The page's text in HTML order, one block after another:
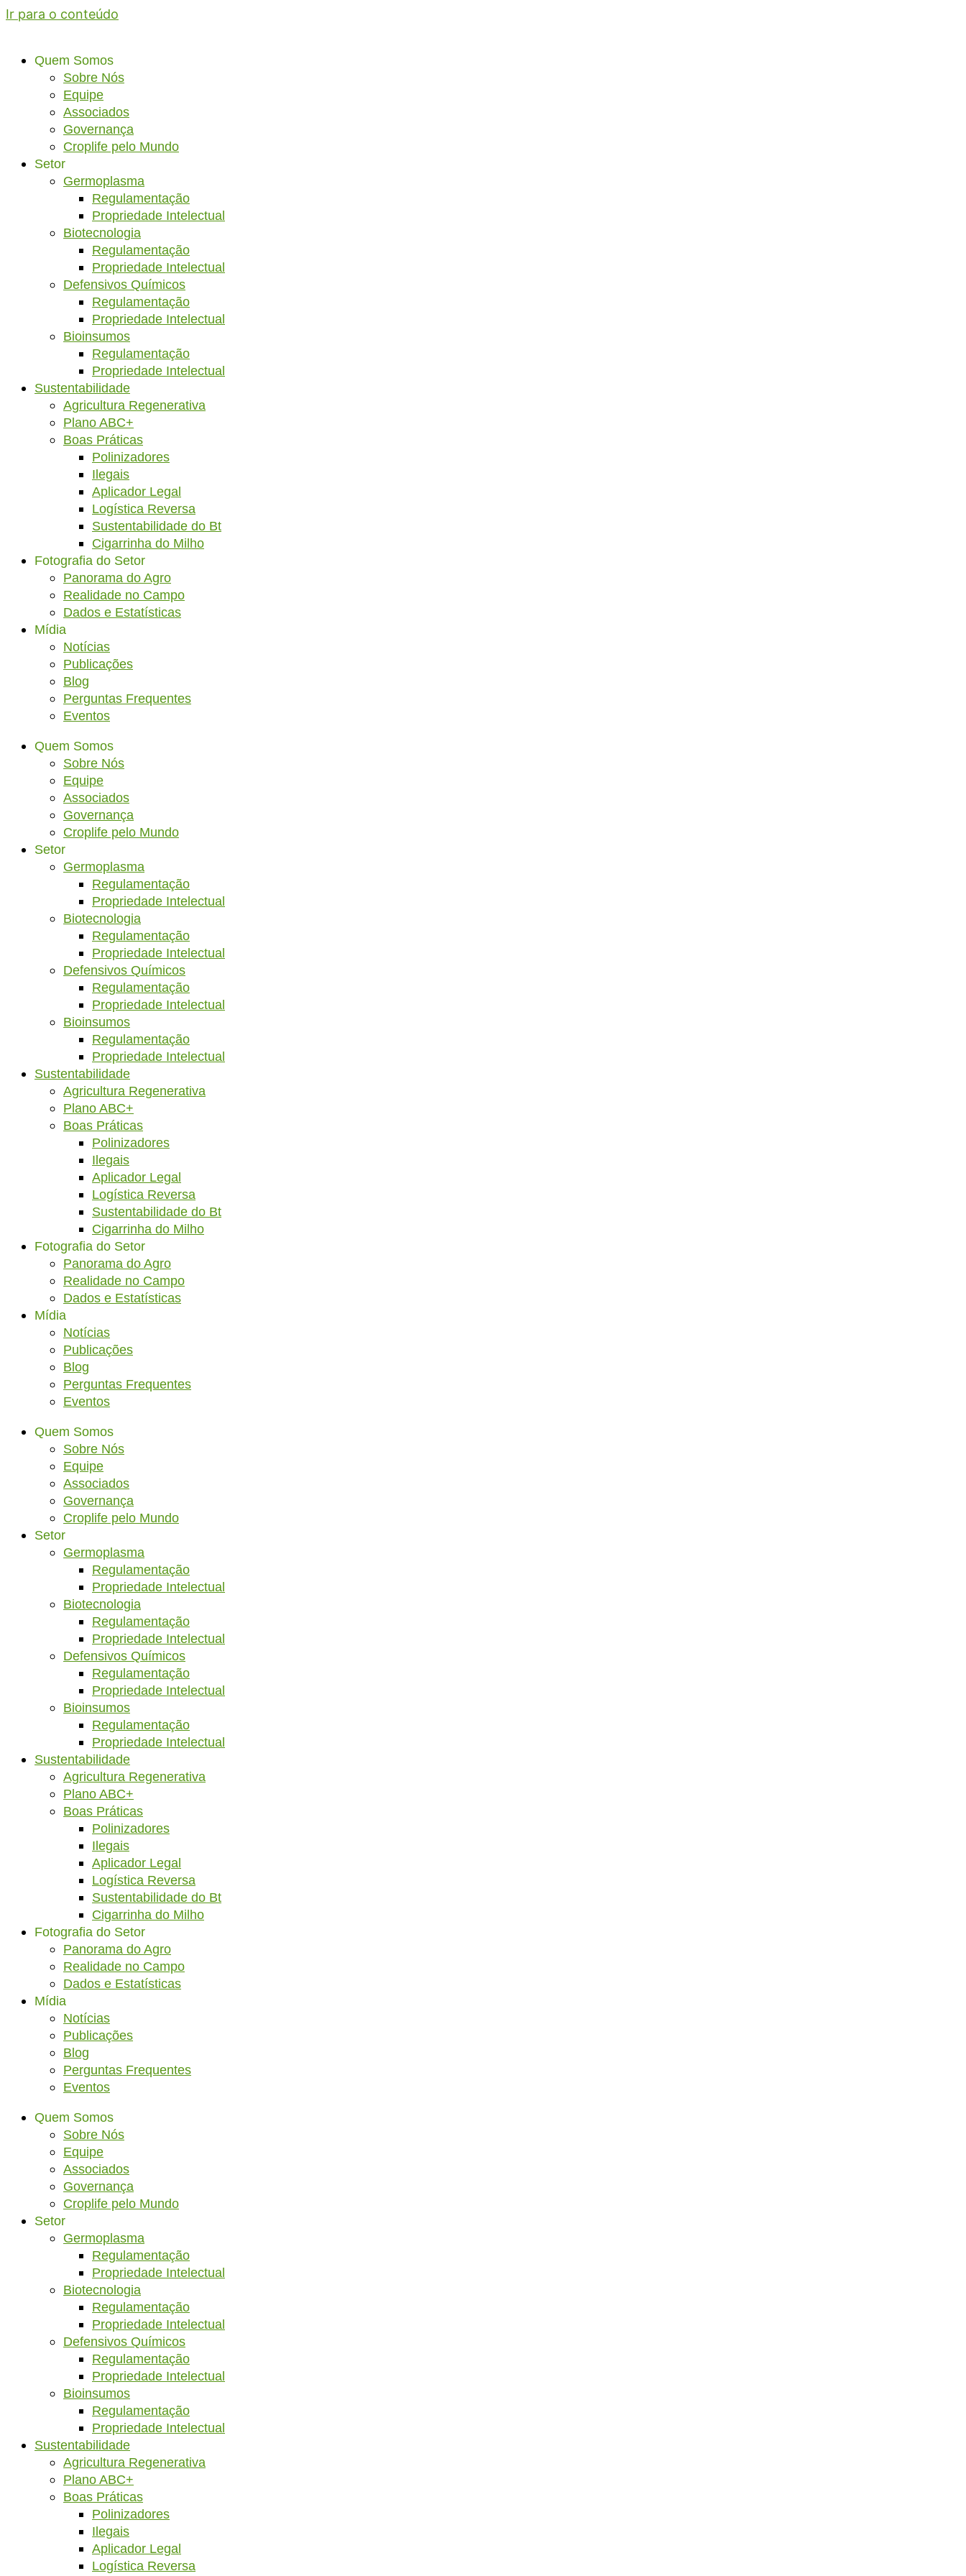
Ir para o conteúdo
Quem Somos
Sobre Nós
Equipe
Associados
Governança
Croplife pelo Mundo
Setor
Germoplasma
Regulamentação
Propriedade Intelectual
Biotecnologia
Regulamentação
Propriedade Intelectual
Defensivos Químicos
Regulamentação
Propriedade Intelectual
Bioinsumos
Regulamentação
Propriedade Intelectual
Sustentabilidade
Agricultura Regenerativa
Plano ABC+
Boas Práticas
Polinizadores
Ilegais
Aplicador Legal
Logística Reversa
Sustentabilidade do Bt
Cigarrinha do Milho
Fotografia do Setor
Panorama do Agro
Realidade no Campo
Dados e Estatísticas
Mídia
Notícias
Publicações
Blog
Perguntas Frequentes
Eventos
Quem Somos
Sobre Nós
Equipe
Associados
Governança
Croplife pelo Mundo
Setor
Germoplasma
Regulamentação
Propriedade Intelectual
Biotecnologia
Regulamentação
Propriedade Intelectual
Defensivos Químicos
Regulamentação
Propriedade Intelectual
Bioinsumos
Regulamentação
Propriedade Intelectual
Sustentabilidade
Agricultura Regenerativa
Plano ABC+
Boas Práticas
Polinizadores
Ilegais
Aplicador Legal
Logística Reversa
Sustentabilidade do Bt
Cigarrinha do Milho
Fotografia do Setor
Panorama do Agro
Realidade no Campo
Dados e Estatísticas
Mídia
Notícias
Publicações
Blog
Perguntas Frequentes
Eventos
Quem Somos
Sobre Nós
Equipe
Associados
Governança
Croplife pelo Mundo
Setor
Germoplasma
Regulamentação
Propriedade Intelectual
Biotecnologia
Regulamentação
Propriedade Intelectual
Defensivos Químicos
Regulamentação
Propriedade Intelectual
Bioinsumos
Regulamentação
Propriedade Intelectual
Sustentabilidade
Agricultura Regenerativa
Plano ABC+
Boas Práticas
Polinizadores
Ilegais
Aplicador Legal
Logística Reversa
Sustentabilidade do Bt
Cigarrinha do Milho
Fotografia do Setor
Panorama do Agro
Realidade no Campo
Dados e Estatísticas
Mídia
Notícias
Publicações
Blog
Perguntas Frequentes
Eventos
Quem Somos
Sobre Nós
Equipe
Associados
Governança
Croplife pelo Mundo
Setor
Germoplasma
Regulamentação
Propriedade Intelectual
Biotecnologia
Regulamentação
Propriedade Intelectual
Defensivos Químicos
Regulamentação
Propriedade Intelectual
Bioinsumos
Regulamentação
Propriedade Intelectual
Sustentabilidade
Agricultura Regenerativa
Plano ABC+
Boas Práticas
Polinizadores
Ilegais
Aplicador Legal
Logística Reversa